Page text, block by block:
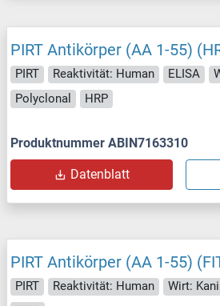
PIRT Antikörper (AA 1-55)
PIRT Reaktivität: Human ELISA
Polyclonal
HRP
Produktnummer ABIN7163310
Datenblatt
PIRT Antikörper (AA 1-55)
PIRT Reaktivität: Human Wirt: